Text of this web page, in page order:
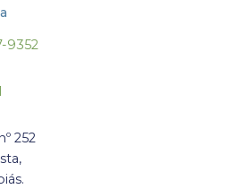
9352
252